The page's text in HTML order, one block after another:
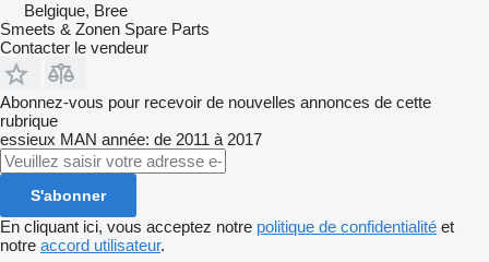
Belgique, Bree
Smeets & Zonen Spare Parts
Contacter le vendeur
Abonnez-vous pour recevoir de nouvelles annonces de cette
rubrique
essieux MAN année: de 2011 à 2017
S'abonner
En cliquant ici, vous acceptez notre politique de confidentialité et
notre accord utilisateur.